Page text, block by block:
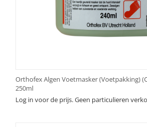
Orthofex Algen Voetmasker (Voetpakking)
250ml
Log in voor de prijs. Geen particulieren